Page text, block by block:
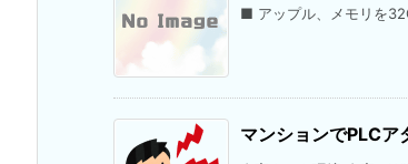
■ アップル、メモリを
マンションでPLCア